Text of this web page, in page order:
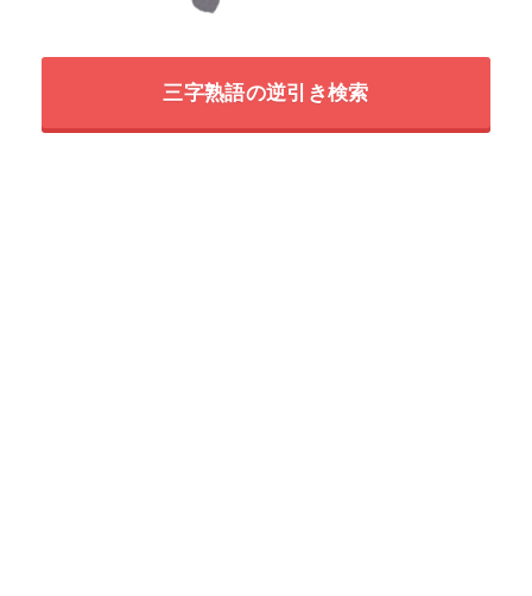
三字熟語の逆引き検索